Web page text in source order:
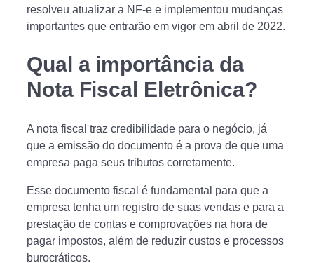
resolveu atualizar a NF-e e implementou mudanças
importantes que entrarão em vigor em abril de 2022.
Qual a importância da
Nota Fiscal Eletrônica?
A nota fiscal traz credibilidade para o negócio, já
que a emissão do documento é a prova de que uma
empresa paga seus tributos corretamente.
Esse documento fiscal é fundamental para que a
empresa tenha um registro de suas vendas e para a
prestação de contas e comprovações na hora de
pagar impostos, além de reduzir custos e processos
burocráticos.